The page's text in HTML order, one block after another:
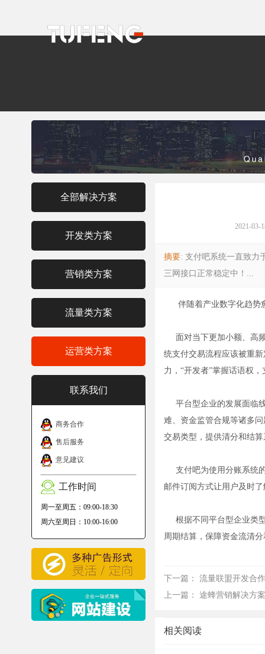
全部解决方案
开发类方案
营销类方案
流量类方案
运营类方案
联系我们
商务合作
售后服务
意见建议
工作时间
周一至周五：09:00-18:30
周六至周日：10:00-16:00
2021-03-
摘要: 支付吧系统一直致力
三网接口正常稳定中！...
伴随着产业数字化趋势
面对当下更加小额、高
统支付交易流程应该被重
力，“开发者”掌握话语权
平台型企业的发展面临
难、资金监管合规等诸多
交易类型，提供清分和结
支付吧为使用分账系统
邮件订阅方式让用户及时
根据不同平台型企业类
周期结算，保障资金流清
下一篇：流量联盟开发合
上一篇：途蜂营销解决方
相关阅读